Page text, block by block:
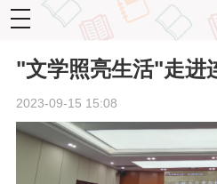
toggle
navigation
"文学照亮生活"走进
2023-09-15 15:08